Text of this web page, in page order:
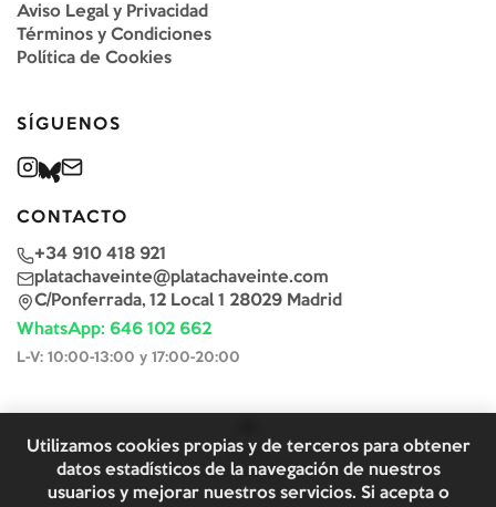
Aviso Legal y Privacidad
Términos y Condiciones
Política de Cookies
SÍGUENOS
CONTACTO
+34 910 418 921
platachaveinte@platachaveinte.com
C/Ponferrada, 12 Local 1 28029 Madrid
WhatsApp: 646 102 662
L-V: 10:00-13:00 y 17:00-20:00
Utilizamos cookies propias y de terceros para obtener
datos estadísticos de la navegación de nuestros
usuarios y mejorar nuestros servicios. Si acepta o